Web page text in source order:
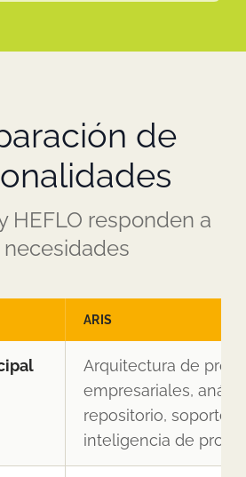
de
HEFLO responden a
necesidades
ARIS
Arquitectura de
empresariales,
repositorio, soporte
inteligencia de